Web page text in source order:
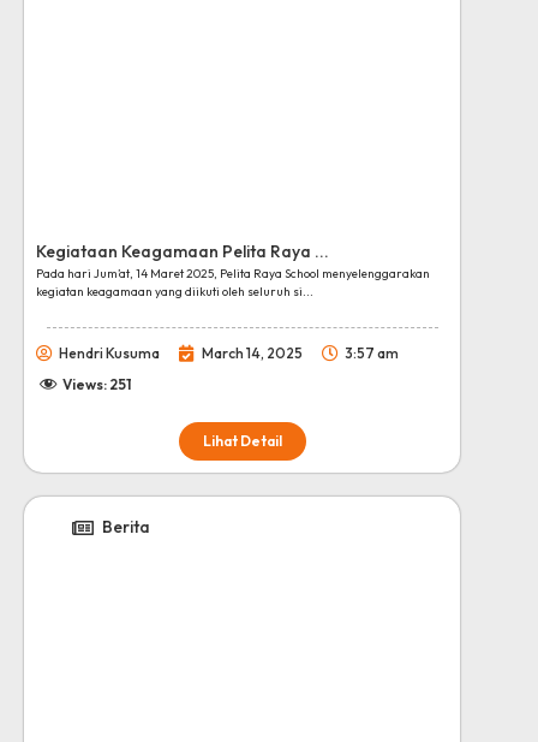
Kegiataan Keagamaan Pelita Raya ...
Pada hari Jum’at, 14 Maret 2025, Pelita Raya School menyelenggarakan
kegiatan keagamaan yang diikuti oleh seluruh si...
Hendri Kusuma March 14, 2025
3:57 am
Views: 251
Lihat Detail
Berita